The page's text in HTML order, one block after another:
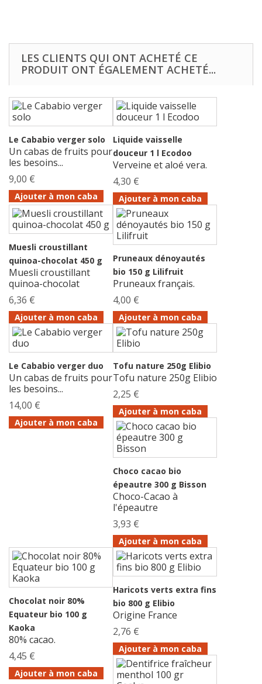
LES CLIENTS QUI ONT ACHETÉ CE
PRODUIT ONT ÉGALEMENT ACHETÉ...
Le Cababio verger solo
Un cabas de fruits pour
les besoins...
9,00 €
Ajouter à mon caba
Liquide vaisselle
douceur 1 l Ecodoo
Verveine et aloé vera.
4,30 €
Ajouter à mon caba
Muesli croustillant
quinoa-chocolat 450 g
Muesli croustillant
quinoa-chocolat
6,36 €
Ajouter à mon caba
Pruneaux dénoyautés
bio 150 g Lilifruit
Pruneaux français.
4,00 €
Ajouter à mon caba
Le Cababio verger duo
Un cabas de fruits pour
les besoins...
14,00 €
Ajouter à mon caba
Tofu nature 250g Elibio
Tofu nature 250g Elibio
2,25 €
Ajouter à mon caba
Choco cacao bio
épeautre 300 g Bisson
Choco-Cacao à
l'épeautre
3,93 €
Ajouter à mon caba
Chocolat noir 80%
Equateur bio 100 g
Kaoka
80% cacao.
4,45 €
Ajouter à mon caba
Haricots verts extra fins
bio 800 g Elibio
Origine France
2,76 €
Ajouter à mon caba